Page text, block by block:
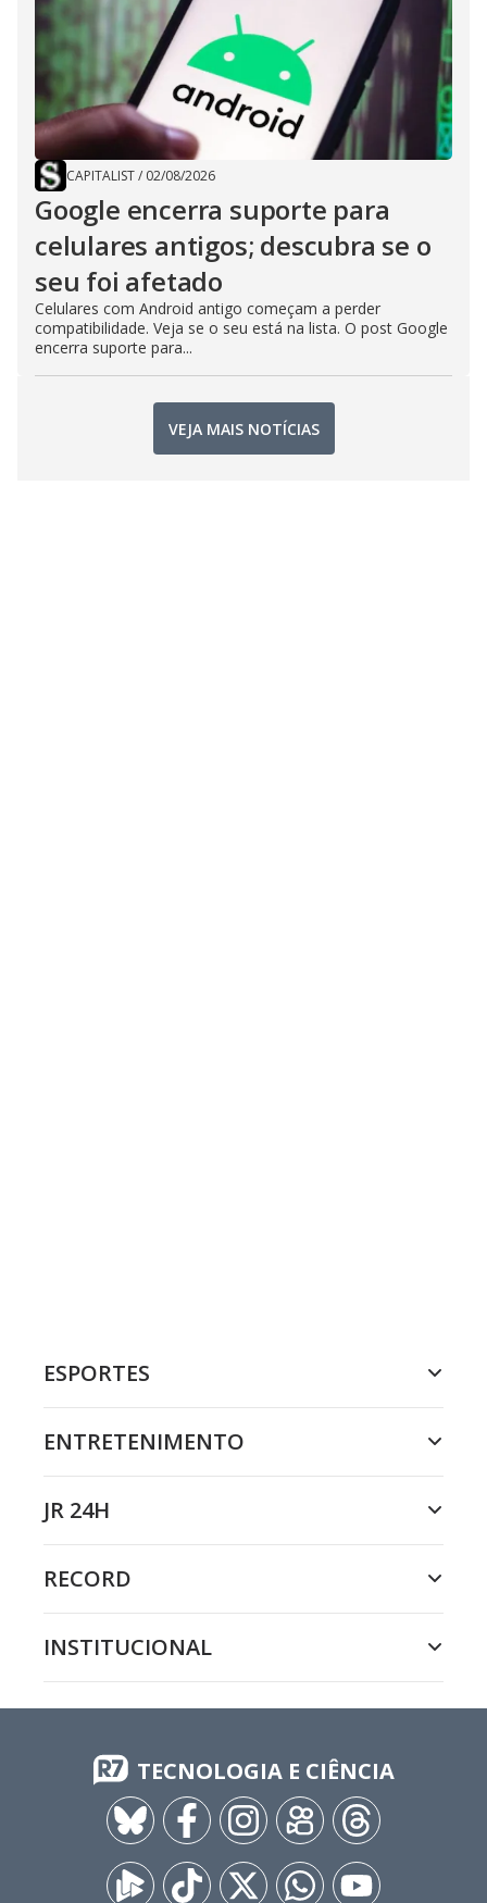
CAPITALIST/ 02/08/2026
Google encerra suporte para
celulares antigos; descubra se o
seu foi afetado
Celulares com Android antigo começam a perder
compatibilidade. Veja se o seu está na lista. O post Google
encerra suporte para...
VEJA MAIS NOTÍCIAS
ESPORTES
ENTRETENIMENTO
JR 24H
RECORD
INSTITUCIONAL
TECNOLOGIA E CIÊNCIA